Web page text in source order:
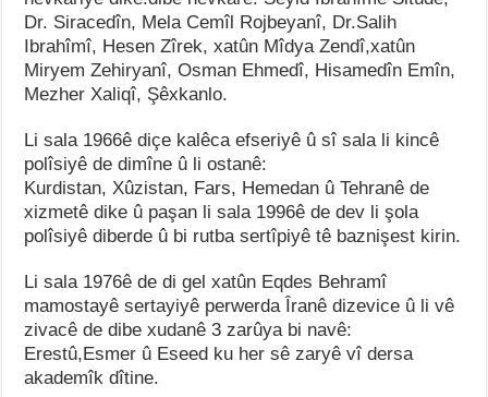
Dr. Siracedîn, Mela Cemîl Rojbeyanî, Dr.Salih
Ibrahîmî, Hesen Zîrek, xatûn Mîdya Zendî,xatûn
Miryem Zehiryanî, Osman Ehmedî, Hisamedîn Emîn,
Mezher Xaliqî, Şêxkanlo.
Li sala 1966ê diçe kalêca efseriyê û sî sala li kincê
polîsiyê de dimîne û li ostanê:
Kurdistan, Xûzistan, Fars, Hemedan û Tehranê de
xizmetê dike û paşan li sala 1996ê de dev li şola
polîsiyê diberde û bi rutba sertîpiyê tê baznişest kirin.
Li sala 1976ê de di gel xatûn Eqdes Behramî
mamostayê sertayiyê perwerda Îranê dizevice û li vê
zivacê de dibe xudanê 3 zarûya bi navê:
Erestû,Esmer û Eseed ku her sê zaryê vî dersa
akademîk dîtine.